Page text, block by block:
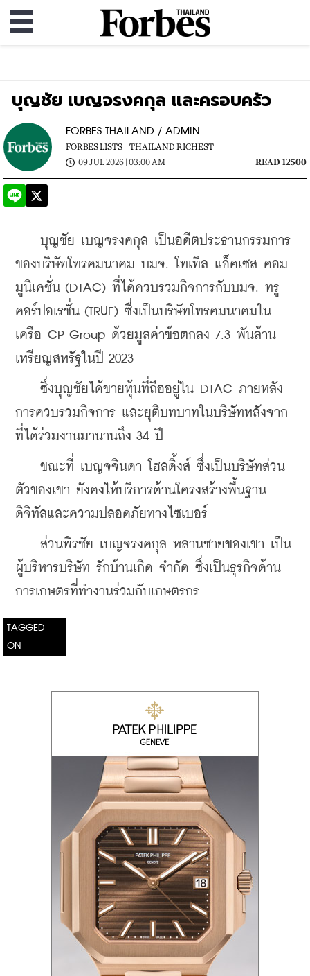
บุญชัย เบญจรงคกุล และครอบครัว
FORBES THAILAND / ADMIN
FORBES LISTS |
THAILAND RICHEST
09 JUL 2026 | 03:00 AM
READ 12500
บุญชัย เบญจรงคกุล เป็นอดีตประธานกรรมการ
ของบริษัทโทรคมนาคม บมจ. โทเทิล แอ็คเซส คอม
มูนิเคชั่น (DTAC) ที่ ได้ควบรวมกิจการกับบมจ. ทรู
คอร์ปอเรชั่น (TRUE) ซึ่งเป็นบริษัทโทรคมนาคมใน
เครือ CP Group ด้วยมูลค่าข้อตกลง 7.3 พันล้าน
เหรียญสหรัฐในปี 2023
ซึ่งบุญชัยได้ขายหุ้นที่ถืออยู่ใน DTAC ภายหลัง
การควบรวมกิจการ และยุติบทบาทในบริษัทหลังจาก
ที่ได้ร่วมงานมานานถึง 34 ปี
ขณะที่ เบญจจินดา โฮลดิ้งส์ ซึ่งเป็นบริษัทส่วน
ตัวของเขา ยังคงให้บริการด้านโครงสร้างพื้นฐาน
ดิจิทัลและความปลอดภัยทางไซเบอร์
ส่วนพิรชัย เบญจรงคกุล หลานชายของเขา เป็น
ผู้บริหารบริษัท รักบ้านเกิด จำกัด ซึ่งเป็นธุรกิจด้าน
การเกษตรที่ทำงานร่วมกับเกษตรกร
TAGGED
ON